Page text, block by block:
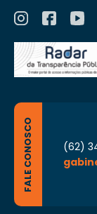
FALE CONOSCO
(62)